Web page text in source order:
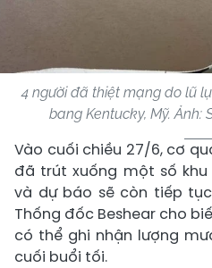
4 người đã thiệt mạng do lũ
bang Kentucky, Mỹ. Ảnh:
Vào cuối chiều 27/6, cơ
đã trút xuống một số
và dự báo sẽ còn tiếp
Thống đốc Beshear cho
có thể ghi nhận lượng
cuối buổi tối.